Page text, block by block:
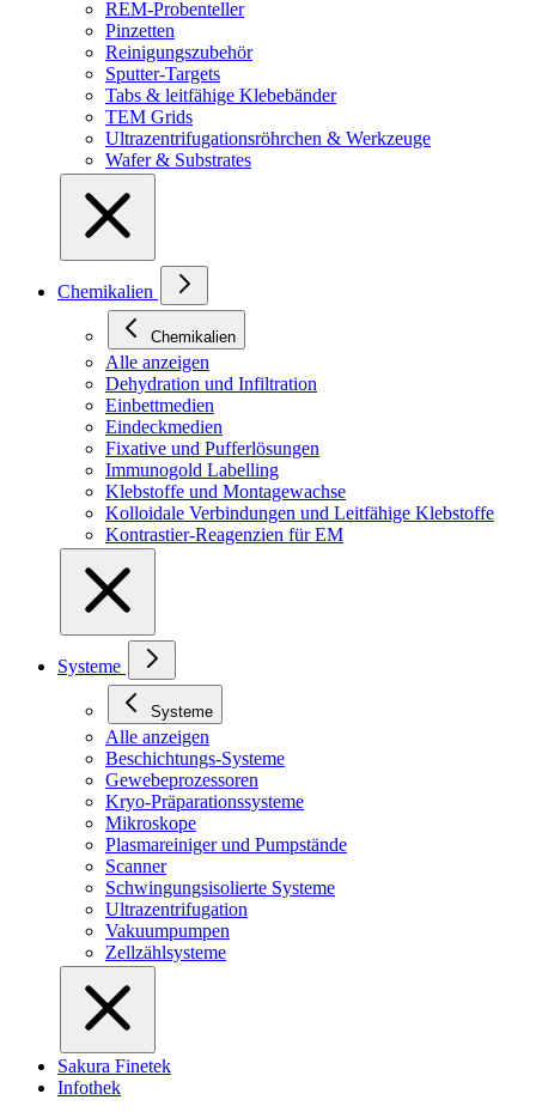
REM-Probenteller
Pinzetten
Reinigungszubehör
Sputter-Targets
Tabs & leitfähige Klebebänder
TEM Grids
Ultrazentrifugationsröhrchen & Werkzeuge
Wafer & Substrates
Chemikalien
Chemikalien
Alle anzeigen
Dehydration und Infiltration
Einbettmedien
Eindeckmedien
Fixative und Pufferlösungen
Immunogold Labelling
Klebstoffe und Montagewachse
Kolloidale Verbindungen und Leitfähige Klebstoffe
Kontrastier-Reagenzien für EM
Systeme
Systeme
Alle anzeigen
Beschichtungs-Systeme
Gewebeprozessoren
Kryo-Präparationssysteme
Mikroskope
Plasmareiniger und Pumpstände
Scanner
Schwingungsisolierte Systeme
Ultrazentrifugation
Vakuumpumpen
Zellzählsysteme
Sakura Finetek
Infothek